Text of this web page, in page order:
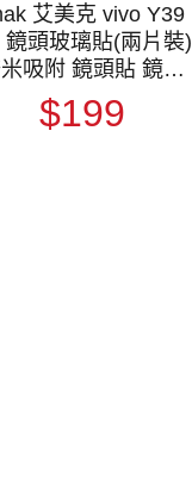
艾美克 vivo Y39
鏡頭玻璃貼(兩片裝)
吸附 鏡頭貼 鏡頭
保護貼 鏡頭膜
$199